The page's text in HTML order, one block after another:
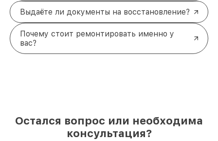
Выдаёте ли документы на восстановление?
Почему стоит ремонтировать именно у
вас?
Остался вопрос или необходима
консультация?